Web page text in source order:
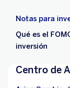
Notas para
Qué es el
inversión
Centro de